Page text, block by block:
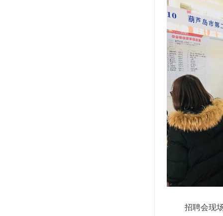
招聘会现